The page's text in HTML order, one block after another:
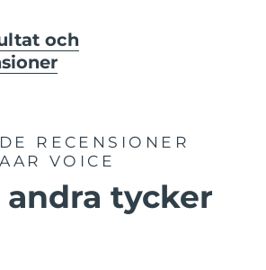
och
RECENSIONER
VOICE
andra tycker